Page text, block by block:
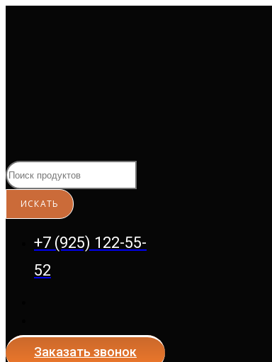
+7 (925) 122-55-
52
Заказать звонок